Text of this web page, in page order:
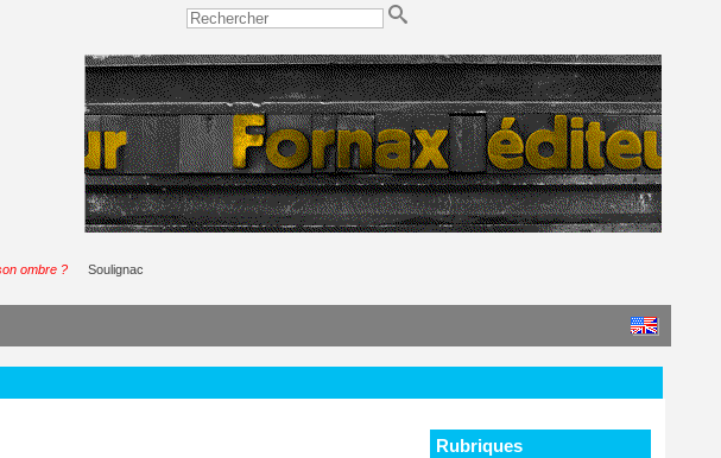
ombre ? Soulignac
Rubriques